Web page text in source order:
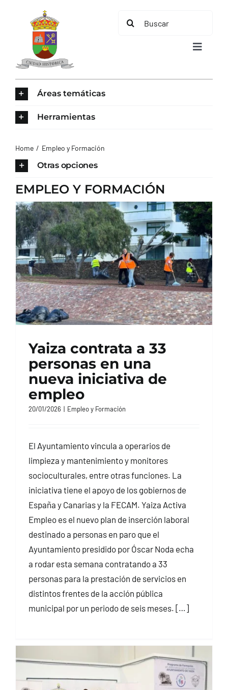
contenido
Buscar:
Toggle
TURISMO
CONTACTO
Áreas temáticas
Herramientas
Home Empleo y Formación
Otras opciones
EMPLEO Y FORMACIÓN
Yaiza contrata a 33
personas en una
nueva iniciativa de
empleo
20/01/2026 | Empleo y Formación
El Ayuntamiento vincula a operarios de
limpieza y mantenimiento y monitores
socioculturales, entre otras funciones. La
iniciativa tiene el apoyo de los gobiernos de
España y Canarias y la FECAM. Yaiza Activa
Empleo es el nuevo plan de inserción laboral
destinado a personas en paro que el
Ayuntamiento presidido por Óscar Noda echa
a rodar esta semana contratando a 33
personas para la prestación de servicios en
distintos frentes de la acción pública
municipal por un periodo de seis meses. […]